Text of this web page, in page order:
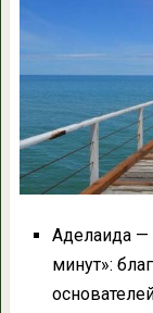
Аделаида —
минут»: